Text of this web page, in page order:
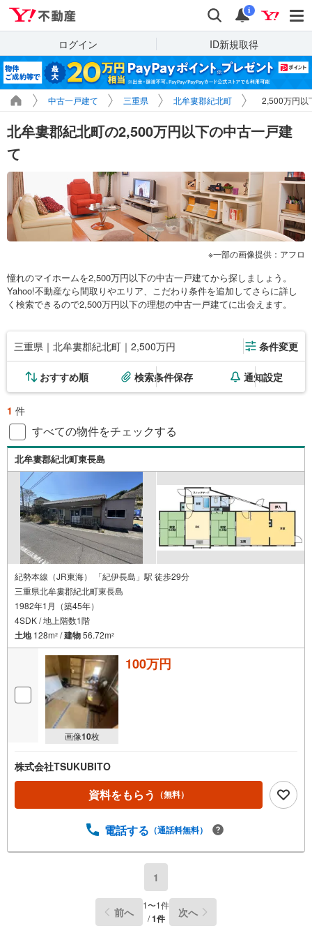
検索 通知
i
ログイン ID新規取得
中古一戸建て 三重県 北牟婁郡紀北町 2,500万円以
北牟婁郡紀北町の2,500万円以下の中古一戸建
て
一部の画像提供：アフロ
憧れのマイホームを2,500万円以下の中古一戸建てから探しましょう。
Yahoo!不動産なら間取りやエリア、こだわり条件を追加してさらに詳し
く検索できるので2,500万円以下の理想の中古一戸建てに出会えます。
三重県｜北牟婁郡紀北町｜2,500万円 条件変更
おすすめ順 検索条件保存 通知設定
1 件
すべての物件をチェックする
北牟婁郡紀北町東長島
紀勢本線（JR東海） 「紀伊長島」駅 徒歩29分
三重県北牟婁郡紀北町東長島
1982年1月（築45年）
4SDK / 地上階数1階
土地128m2 /建物56.72m2
画像10枚
100万円
株式会社TSUKUBITO
資料をもらう （無料）
電話する （通話料無料）
1
前へ 1〜1件
/1件 次へ